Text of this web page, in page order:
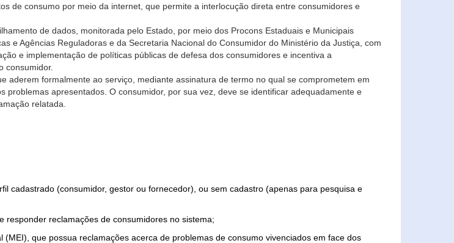
de consumo por meio da internet, que permite a interlocução direta entre consumidores e
de dados, monitorada pelo Estado, por meio dos Procons Estaduais e Municipais
e Agências Reguladoras e da Secretaria Nacional do Consumidor do Ministério da Justiça, com
e implementação de políticas públicas de defesa dos consumidores e incentiva a
consumidor.
aderem formalmente ao serviço, mediante assinatura de termo no qual se comprometem em
apresentados. O consumidor, por sua vez, deve se identificar adequadamente e
relatada.
cadastrado (consumidor, gestor ou fornecedor), ou sem cadastro (apenas para pesquisa e
reclamações de consumidores no sistema;
que possua reclamações acerca de problemas de consumo vivenciados em face dos